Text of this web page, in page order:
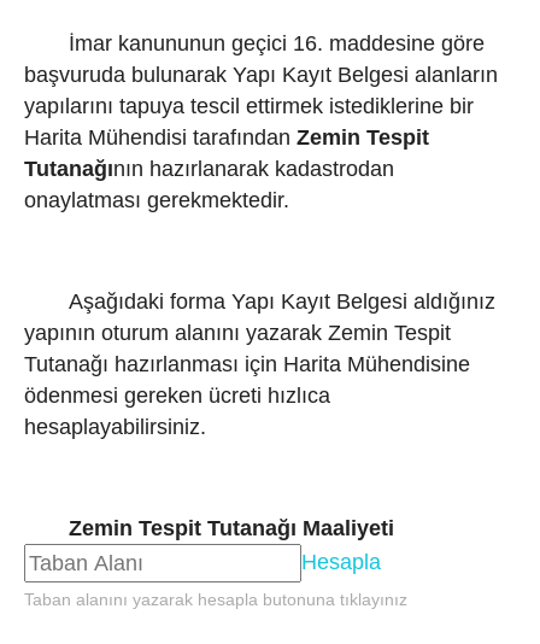
İmar kanununun geçici 16. maddesine göre
başvuruda bulunarak Yapı Kayıt Belgesi alanların
yapılarını tapuya tescil ettirmek istediklerine bir
Harita Mühendisi tarafından Zemin Tespit
Tutanağının hazırlanarak kadastrodan
onaylatması gerekmektedir.
Aşağıdaki forma Yapı Kayıt Belgesi aldığınız
yapının oturum alanını yazarak Zemin Tespit
Tutanağı hazırlanması için Harita Mühendisine
ödenmesi gereken ücreti hızlıca
hesaplayabilirsiniz.
Zemin Tespit Tutanağı Maaliyeti
Hesapla
Taban alanını yazarak hesapla butonuna tıklayınız